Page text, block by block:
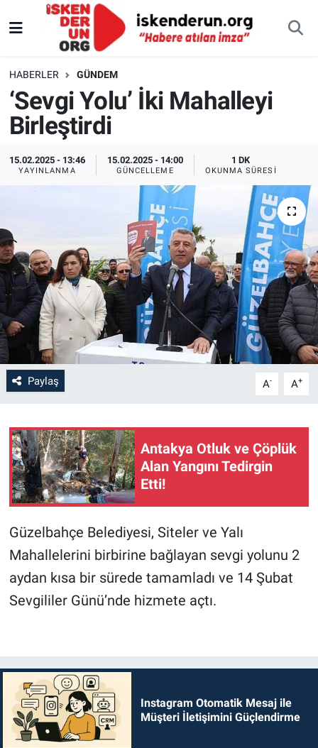
HABERLER GÜNDEM
‘Sevgi Yolu’ İki Mahalleyi
Birleştirdi
15.02.2025 - 13:46
YAYINLANMA
15.02.2025 - 14:00
GÜNCELLEME
1 DK
OKUNMA SÜRESI
Paylaş A- A+
Antakya Otluk ve Çöplük
Alan Yangını Tedirgin
Etti!
Güzelbahçe Belediyesi, Siteler ve Yalı
Mahallelerini birbirine bağlayan sevgi yolunu 2
aydan kısa bir sürede tamamladı ve 14 Şubat
Sevgililer Günü’nde hizmete açtı.
Instagram Otomatik Mesaj ile
Müşteri İletişimini Güçlendirme